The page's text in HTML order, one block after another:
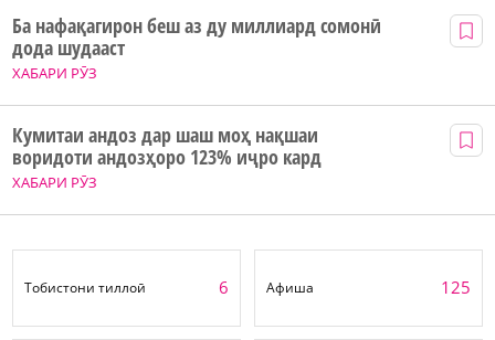
ХАБАРИ РӮЗ
Ба нафақагирон беш аз ду миллиард сомонӣ
дода шудааст
ХАБАРИ РӮЗ
Кумитаи андоз дар шаш моҳ нақшаи
воридоти андозҳоро 123% иҷро кард
Тобистони тиллоӣ 6 Афиша 125